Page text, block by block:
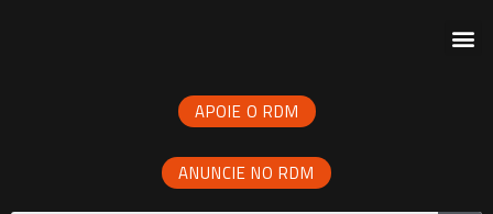
APOIE O RDM
ANUNCIE NO RDM